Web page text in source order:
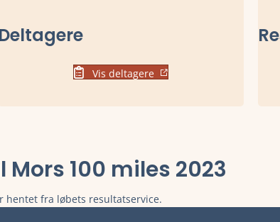
Deltagere
Vis deltagere
100 miles 2023
hentet fra løbets resultatservice.